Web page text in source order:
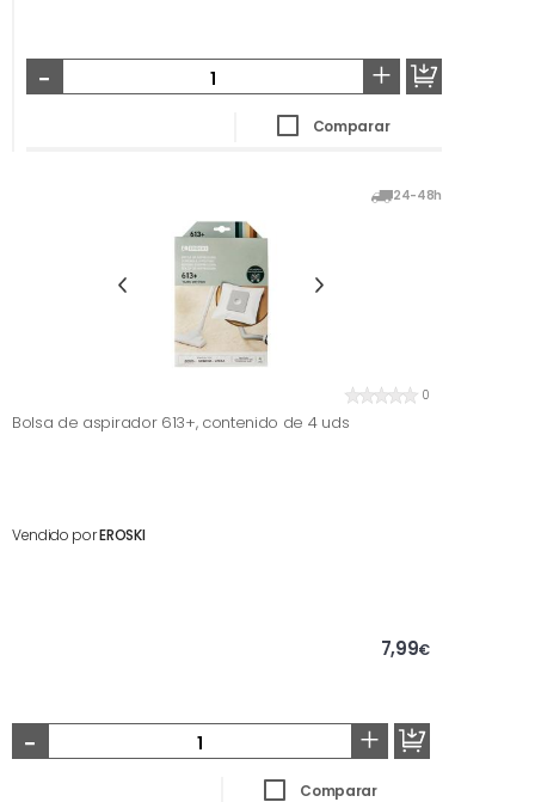
- +
Comparar
24-48h
0
Bolsa de aspirador 613+, contenido de 4 uds
Vendido porEROSKI
7,99€
- +
Comparar